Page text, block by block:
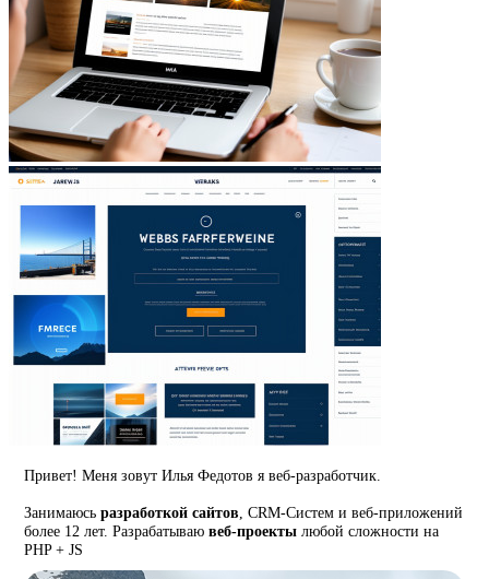
Привет! Меня зовут Илья Федотов я веб-разработчик.
Занимаюсьразработкой сайтов , CRM-Систем и веб-приложений
более 12 лет. Разрабатываювеб-проекты любой сложности на
PHP + JS